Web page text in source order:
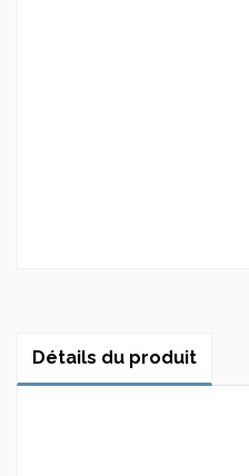
Détails du produit